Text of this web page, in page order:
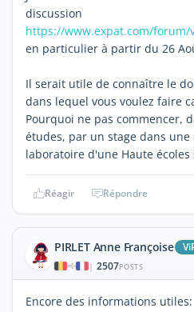
discussion
https://www.expat.com/forum/
en particulier à partir du 26
Il serait utile de connaître le
dans lequel vous voulez faire
Pourquoi ne pas commencer,
études, par un stage dans
laboratoire d'une Haute écoles
Réagir Répondre
PIRLET Anne Françoise
| 2507POSTS
Encore des informations utiles: